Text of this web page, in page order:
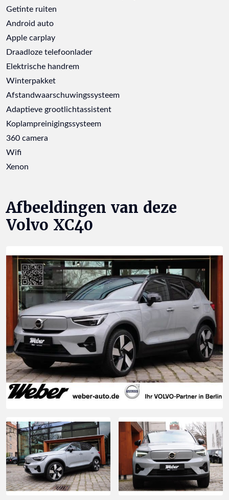
Getinte ruiten
Android auto
Apple carplay
Draadloze telefoonlader
Elektrische handrem
Winterpakket
Afstandwaarschuwingssysteem
Adaptieve grootlichtassistent
Koplampreinigingssysteem
360 camera
Wifi
Xenon
Afbeeldingen van deze
Volvo XC40